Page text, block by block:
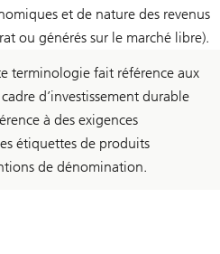
et de nature des revenus
ou générés sur le marché libre).
terminologie fait référence aux
d’investissement durable
à des exigences
étiquettes de produits
de dénomination.